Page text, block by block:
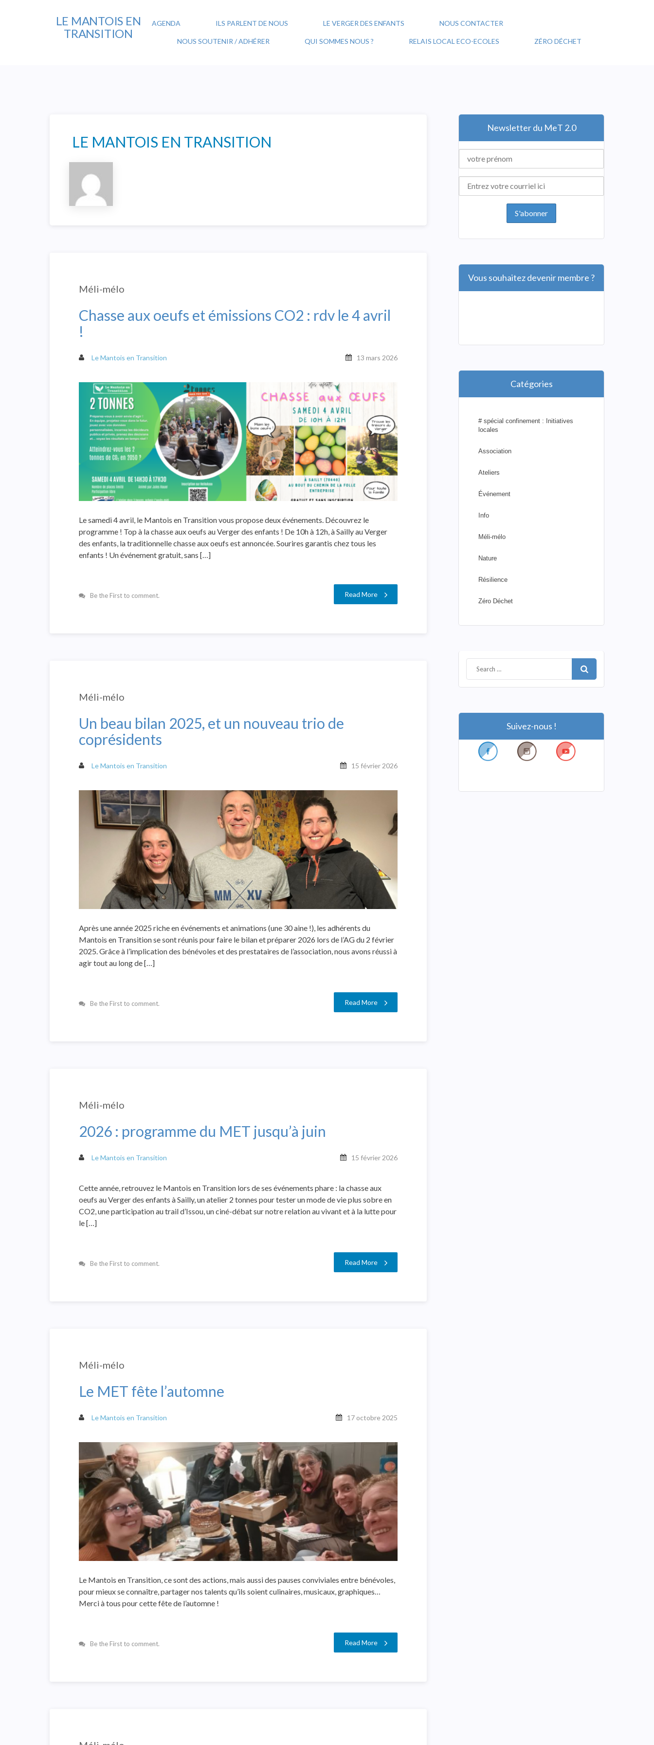
LE MANTOIS EN
TRANSITION
AGENDA ILS PARLENT DE NOUS LE VERGER DES ENFANTS NOUS CONTACTER
NOUS SOUTENIR / ADHÉRER QUI SOMMES NOUS ? RELAIS LOCAL ECO-ECOLES ZÉRO DÉCHET
LE MANTOIS EN TRANSITION
Méli-mélo
Chasse aux oeufs et émissions CO2 : rdv le 4 avril
!
Le Mantois en Transition 13 mars 2026
Le samedi 4 avril, le Mantois en Transition vous propose deux événements. Découvrez le
programme ! Top à la chasse aux oeufs au Verger des enfants ! De 10h à 12h, à Sailly au Verger
des enfants, la traditionnelle chasse aux oeufs est annoncée. Sourires garantis chez tous les
enfants ! Un événement gratuit, sans […]
Be the First to comment. Read More
Méli-mélo
Un beau bilan 2025, et un nouveau trio de
coprésidents
Le Mantois en Transition 15 février 2026
Après une année 2025 riche en événements et animations (une 30 aine !), les adhérents du
Mantois en Transition se sont réunis pour faire le bilan et préparer 2026 lors de l’AG du 2 février
2025. Grâce à l’implication des bénévoles et des prestataires de l’association, nous avons réussi à
agir tout au long de […]
Be the First to comment. Read More
Méli-mélo
2026 : programme du MET jusqu’à juin
Le Mantois en Transition 15 février 2026
Cette année, retrouvez le Mantois en Transition lors de ses événements phare : la chasse aux
oeufs au Verger des enfants à Sailly, un atelier 2 tonnes pour tester un mode de vie plus sobre en
CO2, une participation au trail d’Issou, un ciné-débat sur notre relation au vivant et à la lutte pour
le […]
Be the First to comment. Read More
Méli-mélo
Le MET fête l’automne
Le Mantois en Transition 17 octobre 2025
Le Mantois en Transition, ce sont des actions, mais aussi des pauses conviviales entre bénévoles,
pour mieux se connaître, partager nos talents qu’ils soient culinaires, musicaux, graphiques…
Merci à tous pour cette fête de l’automne !
Be the First to comment. Read More
Newsletter du MeT 2.0
Vous souhaitez devenir membre ?
Catégories
# spécial confinement : Initiatives
locales
Association
Ateliers
Événement
Info
Méli-mélo
Nature
Résilience
Zéro Déchet
Suivez-nous !